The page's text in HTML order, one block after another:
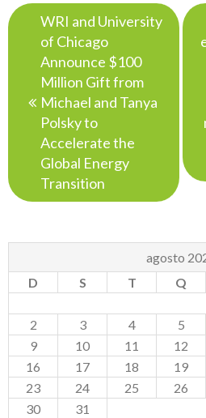
Navegação
de
Post
WRI and University
of Chicago
Announce $100
Million Gift from
Michael and Tanya
Polsky to
Accelerate the
Global Energy
Transition
agosto
D
S T Q
2
3 4 5
9
10 11 12
16
17 18 19
23
24 25 26
30
31